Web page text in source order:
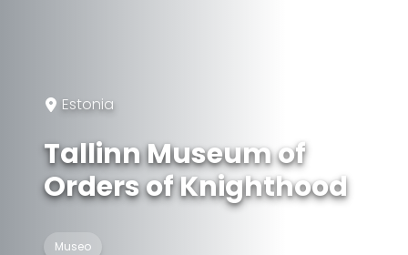
Estonia
Tallinn Museum of
Orders of Knighthood
Museo